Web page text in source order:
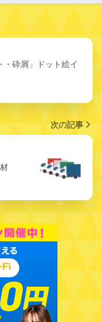
・砕屑」ドット絵イ
次の記事